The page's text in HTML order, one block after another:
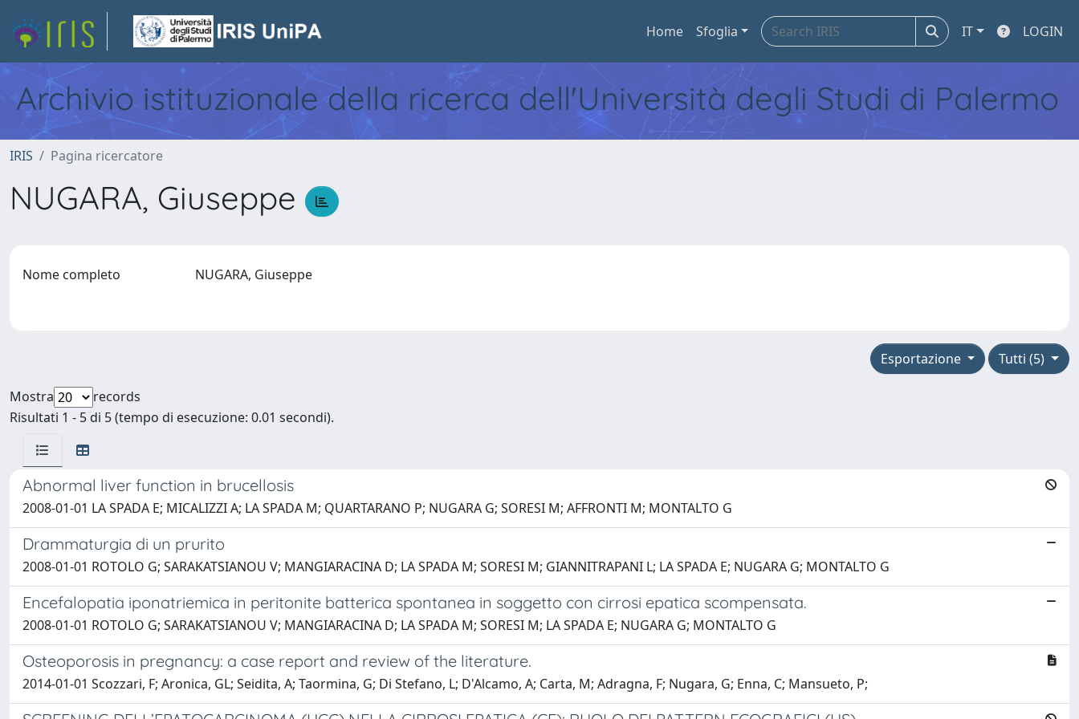
Home Sfoglia IT LOGIN
Archivio istituzionale della ricerca dell'Università degli Studi di Palermo
IRIS Pagina ricercatore
NUGARA, Giuseppe
Nome completo NUGARA, Giuseppe
Tutti (5)
Esportazione
Mostra
records
Risultati 1 - 5 di 5 (tempo di esecuzione: 0.01 secondi).
Abnormal liver function in brucellosis
2008-01-01 LA SPADA E; MICALIZZI A; LA SPADA M; QUARTARANO P; NUGARA G; SORESI M; AFFRONTI M; MONTALTO G
Drammaturgia di un prurito
2008-01-01 ROTOLO G; SARAKATSIANOU V; MANGIARACINA D; LA SPADA M; SORESI M; GIANNITRAPANI L; LA SPADA E; NUGARA G; MONTALTO G
Encefalopatia iponatriemica in peritonite batterica spontanea in soggetto con cirrosi epatica scompensata.
2008-01-01 ROTOLO G; SARAKATSIANOU V; MANGIARACINA D; LA SPADA M; SORESI M; LA SPADA E; NUGARA G; MONTALTO G
Osteoporosis in pregnancy: a case report and review of the literature.
2014-01-01 Scozzari, F; Aronica, GL; Seidita, A; Taormina, G; Di Stefano, L; D'Alcamo, A; Carta, M; Adragna, F; Nugara, G; Enna, C; Mansueto, P;